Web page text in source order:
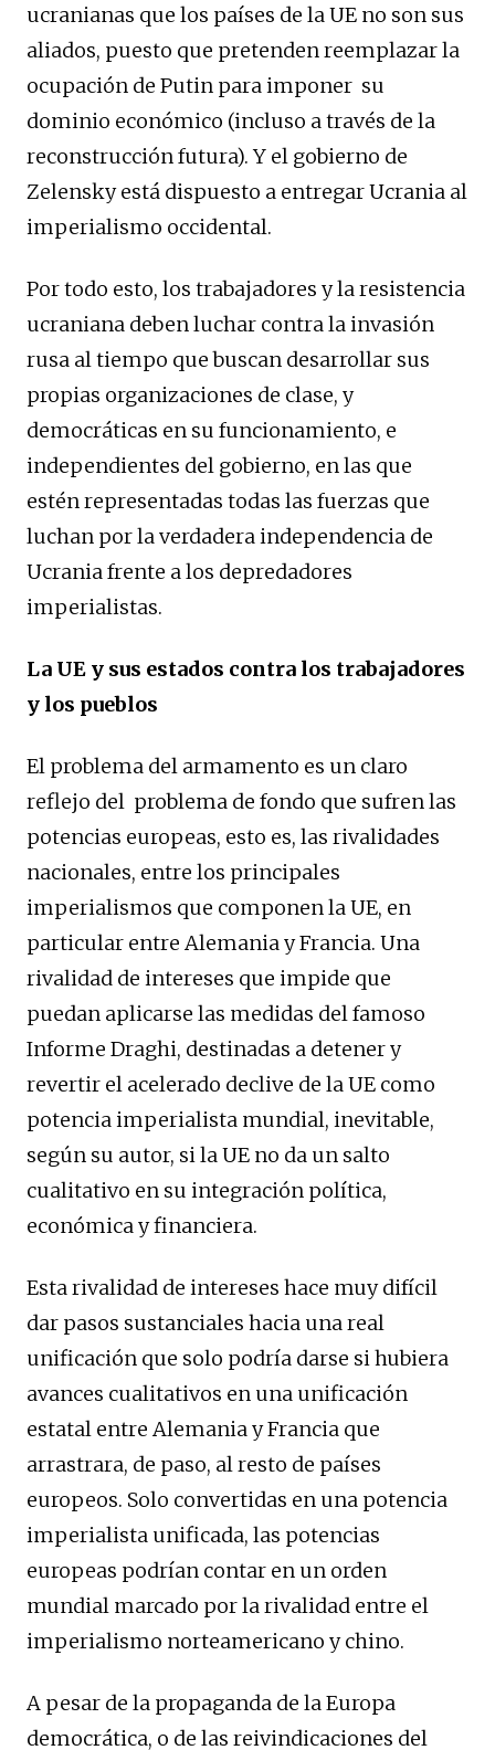
ucranianas que los países de la UE no son sus
aliados, puesto que pretenden reemplazar la
ocupación de Putin para imponer su
dominio económico (incluso a través de la
reconstrucción futura). Y el gobierno de
Zelensky está dispuesto a entregar Ucrania al
imperialismo occidental.
Por todo esto, los trabajadores y la resistencia
ucraniana deben luchar contra la invasión
rusa al tiempo que buscan desarrollar sus
propias organizaciones de clase, y
democráticas en su funcionamiento, e
independientes del gobierno, en las que
estén representadas todas las fuerzas que
luchan por la verdadera independencia de
Ucrania frente a los depredadores
imperialistas.
La UE y sus estados contra los trabajadores
y los pueblos
El problema del armamento es un claro
reflejo del problema de fondo que sufren las
potencias europeas, esto es, las rivalidades
nacionales, entre los principales
imperialismos que componen la UE, en
particular entre Alemania y Francia. Una
rivalidad de intereses que impide que
puedan aplicarse las medidas del famoso
Informe Draghi, destinadas a detener y
revertir el acelerado declive de la UE como
potencia imperialista mundial, inevitable,
según su autor, si la UE no da un salto
cualitativo en su integración política,
económica y financiera.
Esta rivalidad de intereses hace muy difícil
dar pasos sustanciales hacia una real
unificación que solo podría darse si hubiera
avances cualitativos en una unificación
estatal entre Alemania y Francia que
arrastrara, de paso, al resto de países
europeos. Solo convertidas en una potencia
imperialista unificada, las potencias
europeas podrían contar en un orden
mundial marcado por la rivalidad entre el
imperialismo norteamericano y chino.
A pesar de la propaganda de la Europa
democrática, o de las reivindicaciones del